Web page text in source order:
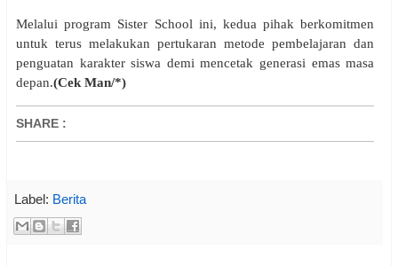
Melalui program Sister School ini, kedua pihak berkomitmen
untuk terus melakukan pertukaran metode pembelajaran dan
penguatan karakter siswa demi mencetak generasi emas masa
depan.(Cek Man/*)
SHARE :
Label: Berita